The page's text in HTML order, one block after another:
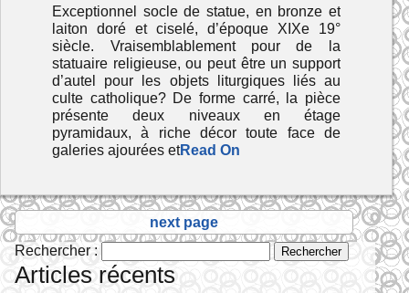
Exceptionnel socle de statue, en bronze et
laiton doré et ciselé, d’époque XIXe 19°
siècle. Vraisemblablement pour de la
statuaire religieuse, ou peut être un support
d’autel pour les objets liturgiques liés au
culte catholique? De forme carré, la pièce
présente deux niveaux en étage
pyramidaux, à riche décor toute face de
galeries ajourées etRead On
next page
Rechercher :
Articles récents